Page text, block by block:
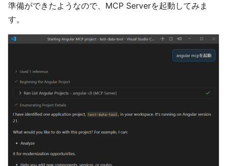
準備ができたようなので、MCP Serverを起動してみま
す。